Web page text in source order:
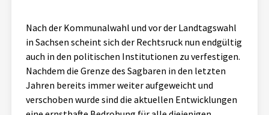
Schlaglichter
Phänomene
Aktuelles
Nach der Kommunalwahl und vor der Landtagswahl
in Sachsen scheint sich der Rechtsruck nun endgültig
auch in den politischen Institutionen zu verfestigen.
Nachdem die Grenze des Sagbaren in den letzten
Jahren bereits immer weiter aufgeweicht und
verschoben wurde sind die aktuellen Entwicklungen